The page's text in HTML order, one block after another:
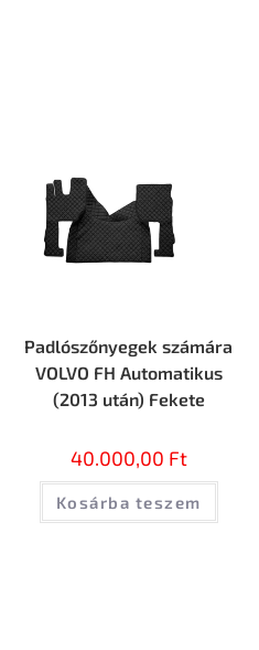
Padlószőnyegek számára
VOLVO FH Automatikus
(2013 után) Fekete
40.000,00 Ft
Kosárba teszem